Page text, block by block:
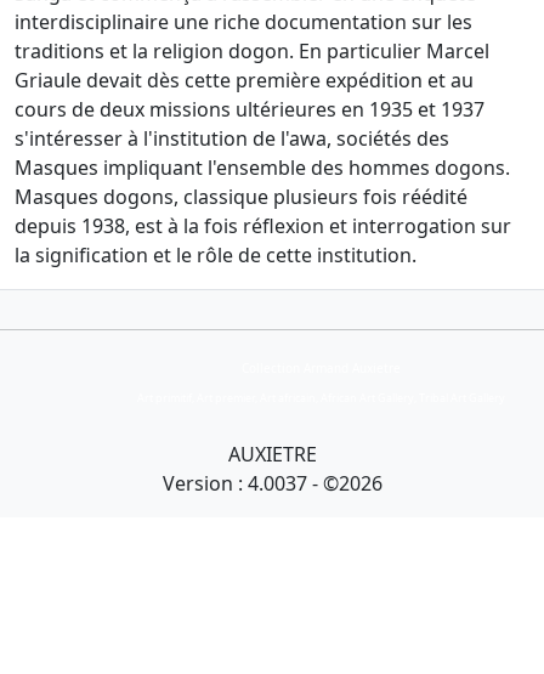
interdisciplinaire une riche documentation sur les
traditions et la religion dogon. En particulier Marcel
Griaule devait dès cette première expédition et au
cours de deux missions ultérieures en 1935 et 1937
s'intéresser à l'institution de l'awa, sociétés des
Masques impliquant l'ensemble des hommes dogons.
Masques dogons, classique plusieurs fois réédité
depuis 1938, est à la fois réflexion et interrogation sur
la signification et le rôle de cette institution.
AUXIETRE
Version : 4.0037 - ©2026